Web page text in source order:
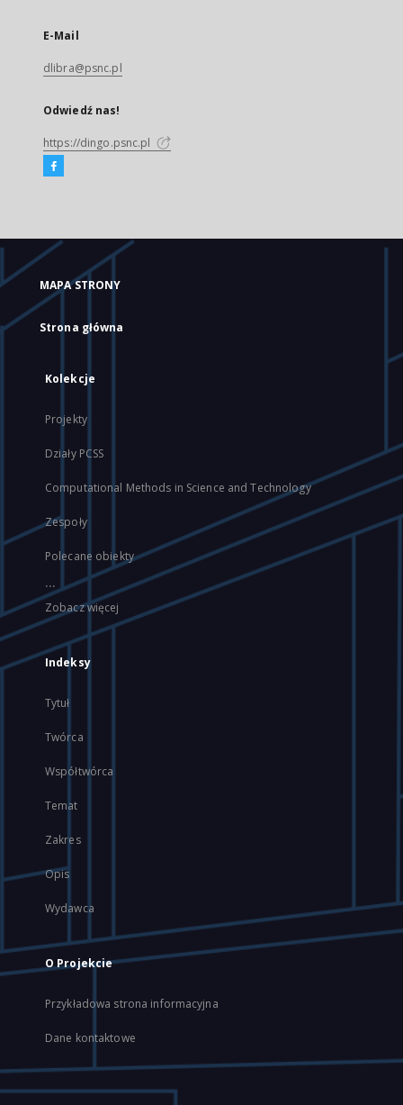
E-Mail
dlibra@psnc.pl
Odwiedź nas!
https://dingo.psnc.pl
MAPA STRONY
Strona główna
Kolekcje
Projekty
Działy PCSS
Computational Methods in Science and Technology
Zespoły
Polecane obiekty
...
Zobacz więcej
Indeksy
Tytuł
Twórca
Współtwórca
Temat
Zakres
Opis
Wydawca
O Projekcie
Przykładowa strona informacyjna
Dane kontaktowe